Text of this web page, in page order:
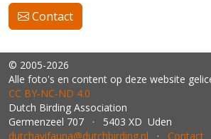
Contact
© 2005-2026
Alle foto's en content op deze website
CC BY‑NC‑ND 4.0
Dutch Birding Association
Germenzeel 707 · 5403 XD Uden
dutchavifauna@dutchbirding.nl · Contact